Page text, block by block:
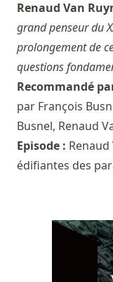
Renaud Van
grand penseur du
prolongement de
questions
Recommandé
par François
Busnel, Renaud
Episode : Renaud
édifiantes des